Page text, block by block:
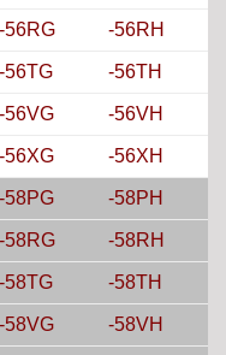
-56RG -56RH
-56TG -56TH
-56VG -56VH
-56XG -56XH
-58PG -58PH
-58RG -58RH
-58TG -58TH
-58VG -58VH